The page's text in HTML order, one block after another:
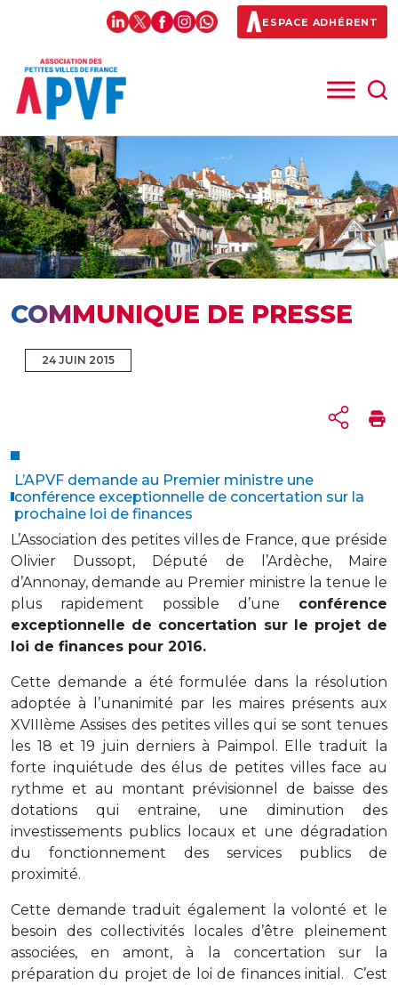
ESPACE ADHÉRENT
COMMUNIQUE DE PRESSE
24 JUIN 2015
L’APVF demande au Premier ministre une
conférence exceptionnelle de concertation sur la
prochaine loi de finances
L’Association des petites villes de France, que préside
Olivier Dussopt, Député de l’Ardèche, Maire
d’Annonay, demande au Premier ministre la tenue le
plus rapidement possible d’une conférence
exceptionnelle de concertation sur le projet de
loi de finances pour 2016.
Cette demande a été formulée dans la résolution
adoptée à l’unanimité par les maires présents aux
XVIIIème Assises des petites villes qui se sont tenues
les 18 et 19 juin derniers à Paimpol. Elle traduit la
forte inquiétude des élus de petites villes face au
rythme et au montant prévisionnel de baisse des
dotations qui entraine, une diminution des
investissements publics locaux et une dégradation
du fonctionnement des services publics de
proximité.
Cette demande traduit également la volonté et le
besoin des collectivités locales d’être pleinement
associées, en amont, à la concertation sur la
préparation du projet de loi de finances initial. C’est